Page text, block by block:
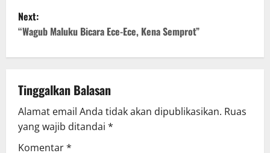
Next:
“Wagub Maluku Bicara Ece-Ece, Kena Semprot”
Tinggalkan Balasan
Alamat email Anda tidak akan dipublikasikan. Ruas
yang wajib ditandai *
Komentar*